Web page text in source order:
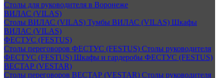
Столы для руководителя в Воронеже
ВИЛАС (VILAS)
Столы ВИЛАС (VILAS) Тумбы ВИЛАС (VILAS) Шкафы
ВИЛАС (VILAS)
ФЕСТУС (FESTUS)
Столы переговоров ФЕСТУС (FESTUS) Столы руководителя
ФЕСТУС (FESTUS) Шкафы и гардеробы ФЕСТУС (FESTUS)
ВЕСТАР (VESTAR)
Столы переговоров ВЕСТАР (VESTAR) Столы руководителя